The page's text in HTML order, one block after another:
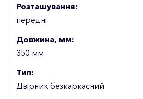
Розташування:
передні
Довжина, мм:
350 мм
Тип:
Двірник безкаркасний